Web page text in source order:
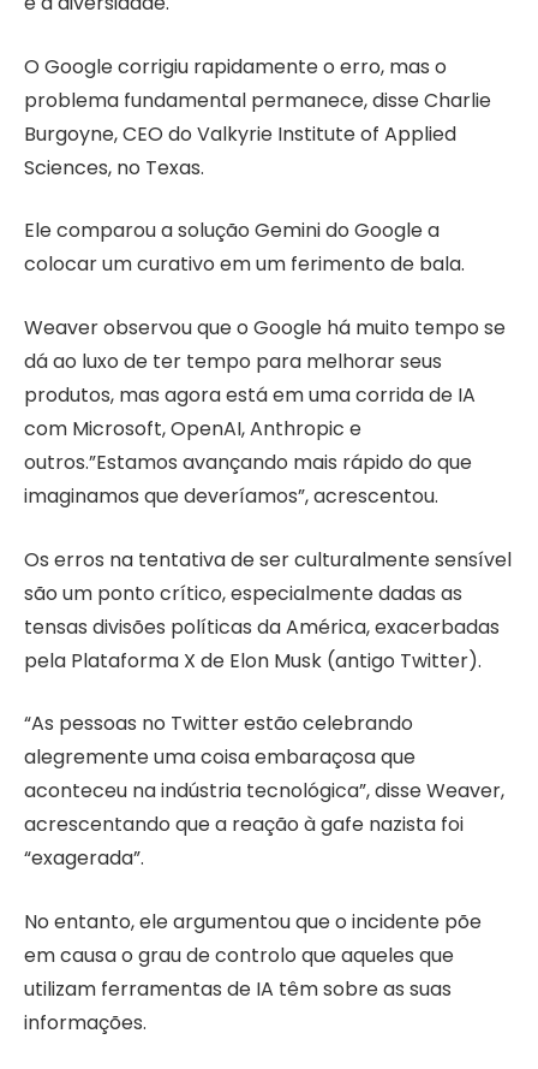
O Google corrigiu rapidamente o erro, mas o
problema fundamental permanece, disse Charlie
Burgoyne, CEO do Valkyrie Institute of Applied
Sciences, no Texas.
Ele comparou a solução Gemini do Google a
colocar um curativo em um ferimento de bala.
Weaver observou que o Google há muito tempo se
dá ao luxo de ter tempo para melhorar seus
produtos, mas agora está em uma corrida de IA
com Microsoft, OpenAI, Anthropic e
outros.”Estamos avançando mais rápido do que
imaginamos que deveríamos”, acrescentou.
Os erros na tentativa de ser culturalmente sensível
são um ponto crítico, especialmente dadas as
tensas divisões políticas da América, exacerbadas
pela Plataforma X de Elon Musk (antigo Twitter).
“As pessoas no Twitter estão celebrando
alegremente uma coisa embaraçosa que
aconteceu na indústria tecnológica”, disse Weaver,
acrescentando que a reação à gafe nazista foi
“exagerada”.
No entanto, ele argumentou que o incidente põe
em causa o grau de controlo que aqueles que
utilizam ferramentas de IA têm sobre as suas
informações.